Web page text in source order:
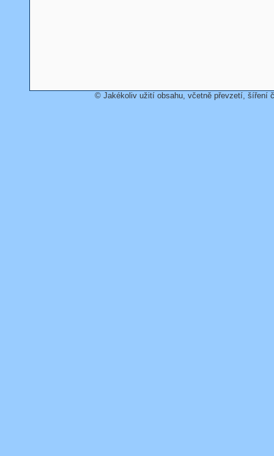
© Jakékoliv užití obsahu, včetně převzetí, šíření